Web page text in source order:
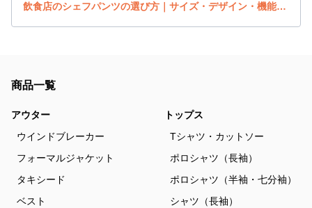
飲食店のシェフパンツの選び方｜サイズ・デザイン・機能に注目
商品一覧
アウター
ウインドブレーカー
フォーマルジャケット
タキシード
ベスト
トップス
Tシャツ・カットソー
ポロシャツ（長袖）
ポロシャツ（半袖・七分袖）
シャツ（長袖）